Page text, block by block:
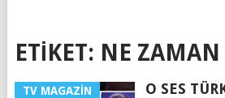
ETIKET: NE
TV MAGAZIN
O SES